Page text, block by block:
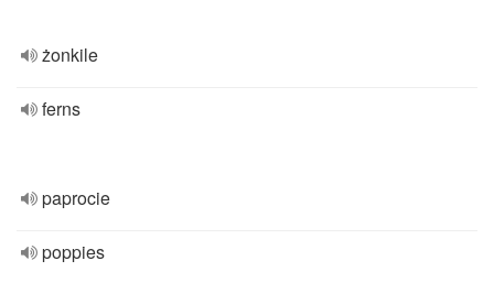
żonkile
ferns
paprocie
poppies